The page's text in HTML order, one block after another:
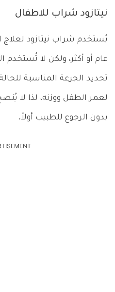
نيتازود شراب للاطفال
عام أو أكثر، ولكن لا تُستخدم
تحديد الجرعة المناسبة
لعمر الطفل ووزنه، لذا لا
بدون الرجوع للطبيب أولاً.